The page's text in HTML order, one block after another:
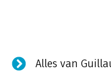
Alles van